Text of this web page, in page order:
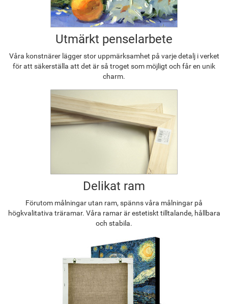
Utmärkt penselarbete
Våra konstnärer lägger stor uppmärksamhet på varje detalj i verket
för att säkerställa att det är så troget som möjligt och får en unik
charm.
Delikat ram
Förutom målningar utan ram, spänns våra målningar på
högkvalitativa träramar. Våra ramar är estetiskt tilltalande, hållbara
och stabila.